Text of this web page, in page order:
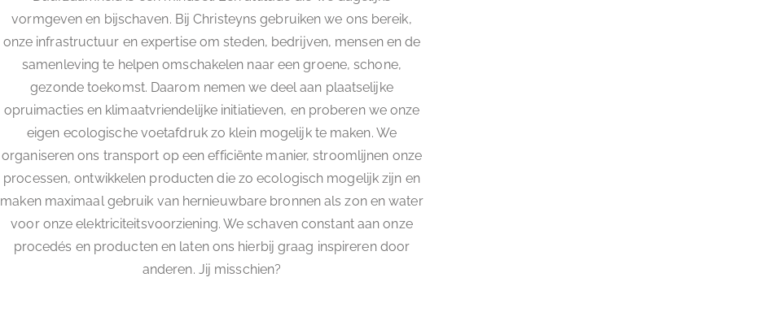
vormgeven en bijschaven. Bij Christeyns gebruiken we ons bereik,
onze infrastructuur en expertise om steden, bedrijven, mensen en de
samenleving te helpen omschakelen naar een groene, schone,
gezonde toekomst. Daarom nemen we deel aan plaatselijke
opruimacties en klimaatvriendelijke initiatieven, en proberen we onze
eigen ecologische voetafdruk zo klein mogelijk te maken. We
organiseren ons transport op een efficiënte manier, stroomlijnen onze
processen, ontwikkelen producten die zo ecologisch mogelijk zijn en
maken maximaal gebruik van hernieuwbare bronnen als zon en water
voor onze elektriciteitsvoorziening. We schaven constant aan onze
procedés en producten en laten ons hierbij graag inspireren door
anderen. Jij misschien?